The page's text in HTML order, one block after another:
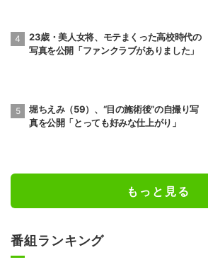
23歳・美人女将、モテまくった高校時代の
写真を公開「ファンクラブがありました」
堀ちえみ（59）、“目の施術後”の自撮り写
真を公開「とっても好みな仕上がり」
もっと見る
番組ランキング